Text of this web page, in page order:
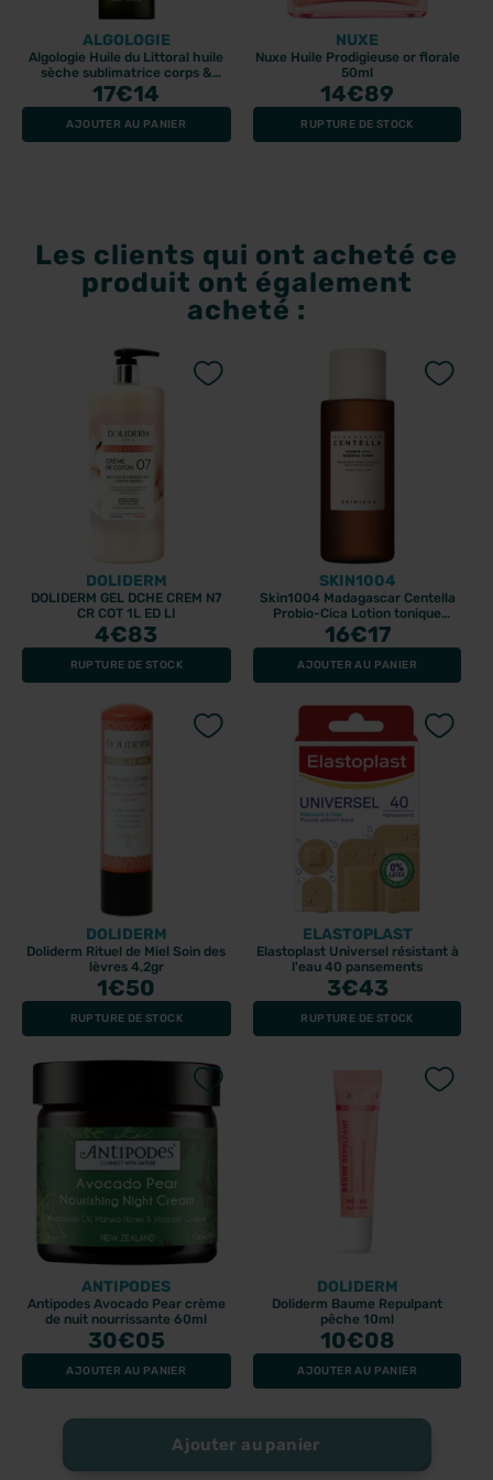
Ajouter au panier
ALGOLOGIE
Algologie Huile du Littoral huile
sèche sublimatrice corps &
cheveux 100ml
17€14
AJOUTER AU PANIER
NUXE
Nuxe Huile Prodigieuse or florale
50ml
14€89
RUPTURE DE STOCK
Les clients qui ont acheté ce
produit ont également
acheté :
DOLIDERM
DOLIDERM GEL DCHE CREM N7
CR COT 1L ED LI
4€83
RUPTURE DE STOCK
SKIN1004
Skin1004 Madagascar Centella
Probio-Cica Lotion tonique
210ml
16€17
AJOUTER AU PANIER
DOLIDERM
Doliderm Rituel de Miel Soin des
lèvres 4,2gr
1€50
RUPTURE DE STOCK
ELASTOPLAST
Elastoplast Universel résistant à
l'eau 40 pansements
3€43
RUPTURE DE STOCK
ANTIPODES
Antipodes Avocado Pear crème
de nuit nourrissante 60ml
30€05
AJOUTER AU PANIER
DOLIDERM
Doliderm Baume Repulpant
pêche 10ml
10€08
AJOUTER AU PANIER